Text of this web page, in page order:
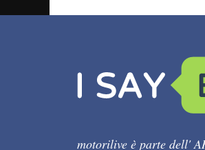
motorilive è parte dell'